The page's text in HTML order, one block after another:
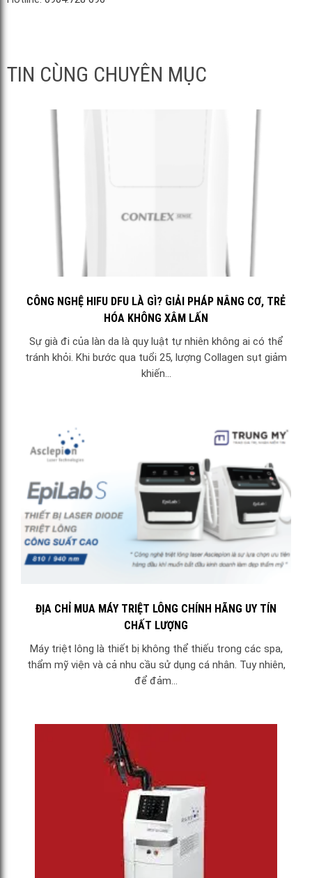
TIN CÙNG CHUYÊN MỤC
CÔNG NGHỆ HIFU DFU LÀ GÌ? GIẢI PHÁP NÂNG CƠ, TRẺ
HÓA KHÔNG XÂM LẤN
Sự già đi của làn da là quy luật tự nhiên không ai có thể
tránh khỏi. Khi bước qua tuổi 25, lượng Collagen sụt giảm
khiến...
ĐỊA CHỈ MUA MÁY TRIỆT LÔNG CHÍNH HÃNG UY TÍN
CHẤT LƯỢNG
Máy triệt lông là thiết bị không thể thiếu trong các spa,
thẩm mỹ viện và cả nhu cầu sử dụng cá nhân. Tuy nhiên,
để đảm...